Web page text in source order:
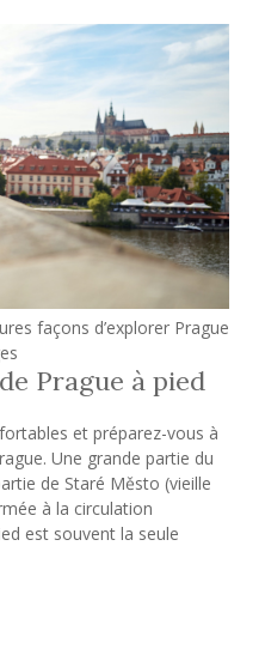
façons d’explorer Prague
Prague à pied
et préparez-vous à
Une grande partie du
de Staré Město (vieille
à la circulation
est souvent la seule